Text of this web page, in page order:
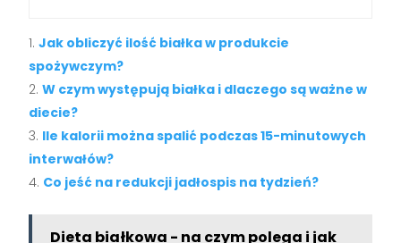
Jak obliczyć ilość białka w produkcie
spożywczym?
W czym występują białka i dlaczego są ważne w
diecie?
Ile kalorii można spalić podczas 15-minutowych
interwałów?
Co jeść na redukcji jadłospis na tydzień?
Dieta białkowa - na czym polega i jak